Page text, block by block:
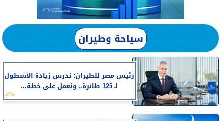
سياحة وطيران
رئيس مصر للطيران: ندرس زيادة الأسطول
لـ 125 طائرة.. ونعمل على خطة...